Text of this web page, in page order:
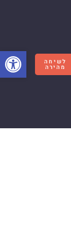
לשיחה
מהירה פתח